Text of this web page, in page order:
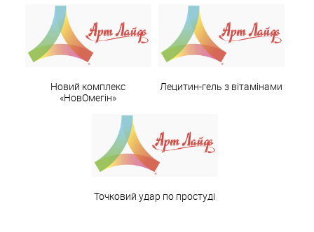
Новий комплекс
«НовОмегін»
Лецитин-гель з вітамінами
Точковий удар по простуді